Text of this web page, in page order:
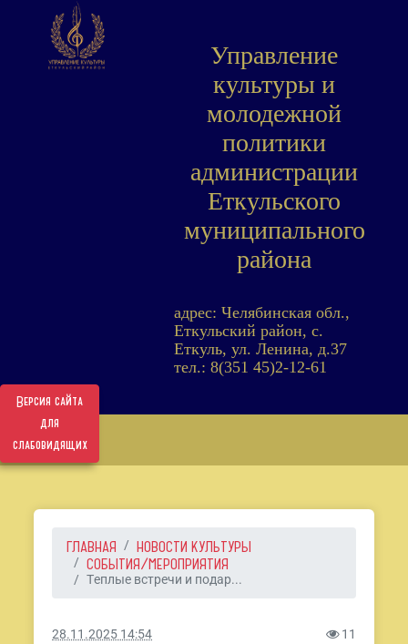
Версия сайта
для
слабовидящих
Управление
культуры и
молодежной
политики
администрации
Еткульского
муниципального
района
адрес: Челябинская обл.,
Еткульский район, с.
Еткуль, ул. Ленина, д.37
тел.: 8(351 45)2-12-61
ГЛАВНАЯ
НОВОСТИ КУЛЬТУРЫ
СОБЫТИЯ/МЕРОПРИЯТИЯ
Теплые встречи и подар...
28.11.2025 14:54 11